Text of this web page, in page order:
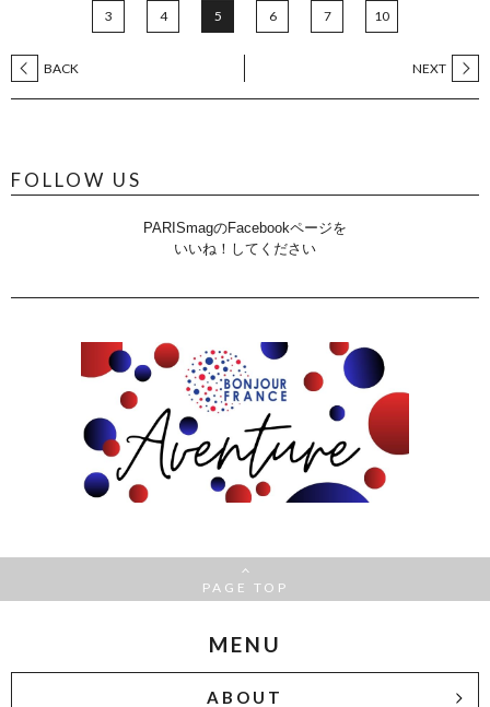
BACK
3 4 5 6 7 10
NEXT
FOLLOW US
PARISmagのFacebookページを
いいね！してください
PAGE TOP
MENU
ABOUT